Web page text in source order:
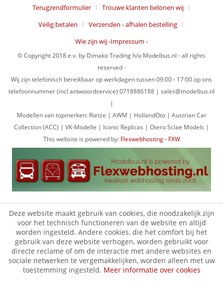
Terugzendformulier
Trouwe klanten belonen wij
Veilig betalen
Verzenden - afhalen bestelling
Wie zijn wij -Impressum -
© Copyright 2018 e.v. by Dimako Trading h/o Modelbus.nl - all rights
reserved -
Wij zijn telefonisch bereikbaar op werkdagen tussen 09:00 - 17:00 op ons
telefoonnummer (incl antwoordservice) 0718886188 | sales@modelbus.nl
|
Modellen van topmerken: Rietze | AWM | HollandOto | Austrian Car
Collection (ACC) | VK-Modelle | Iconic Replicas | Otero Sclae Models |
This website is powered by: Flexwebhosting - FXW
Deze website maakt gebruik van cookies, die noodzakelijk zijn
voor het technisch functioneren van de website en altijd
worden ingesteld. Andere cookies, die het comfort bij het
gebruik van deze website verhogen, worden gebruikt voor
directe reclame of om de interactie met andere websites en
sociale netwerken te vergemakkelijken, worden alleen met uw
toestemming ingesteld. Meer informatie over cookies